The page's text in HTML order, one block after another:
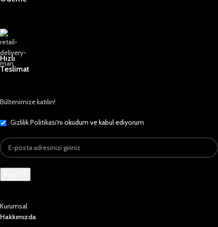
Hızlı
Teslimat
Bültenimize katılın!
Gizlilik Politikası'nı okudum ve kabul ediyorum
Kurumsal
Hakkımızda